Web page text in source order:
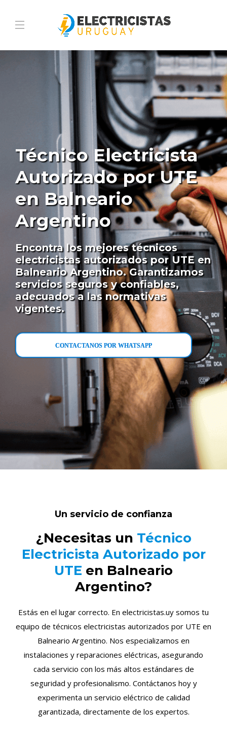
Técnico Electricista
Autorizado por UTE
en Balneario
Argentino
Encontra los mejores técnicos
electricistas autorizados por UTE en
Balneario Argentino. Garantizamos
servicios seguros y confiables,
adecuados a las normativas
vigentes.
CONTACTANOS POR WHATSAPP
Un servicio de confianza
¿Necesitas un Técnico
Electricista Autorizado por
UTE en Balneario
Argentino?
Estás en el lugar correcto. En electricistas.uy somos tu
equipo de técnicos electricistas autorizados por UTE en
Balneario Argentino. Nos especializamos en
instalaciones y reparaciones eléctricas, asegurando
cada servicio con los más altos estándares de
seguridad y profesionalismo. Contáctanos hoy y
experimenta un servicio eléctrico de calidad
garantizada, directamente de los expertos.